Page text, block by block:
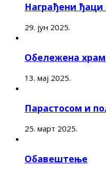
Награђени ђаци
29. јун 2025.
Обележена
13. мај 2025.
Парастосом и
25. март 2025.
Обавештење